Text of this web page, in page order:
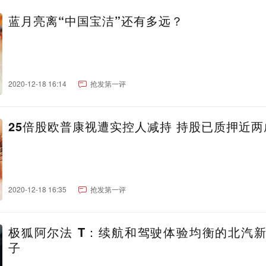
蓝月亮离“中国宝洁”还有多远？
2020-12-18 16:14 抢发第一评
25倍股欧普康视遭实控人减持 持股已质押近
2020-12-18 16:35 抢发第一评
极狐阿尔法 T：续航和驾驶体验均衡的北汽
子